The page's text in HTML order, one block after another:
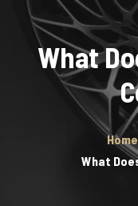
What
Home
What